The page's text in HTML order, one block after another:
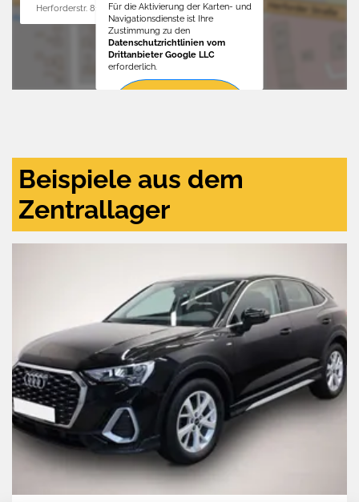
Herforderstr. 81, 32657 LemgoFür die Aktivierung der Karten- und
Navigationsdienste ist Ihre
Zustimmung zu den
Datenschutzrichtlinien vom
Drittanbieter Google LLC
erforderlich.
Beispiele aus dem
Zentrallager